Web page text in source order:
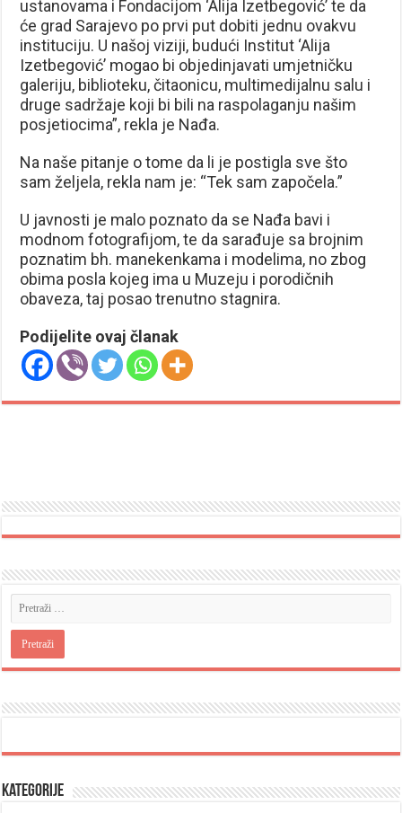
ustanovama i Fondacijom ‘Alija Izetbegović’ te da
će grad Sarajevo po prvi put dobiti jednu ovakvu
instituciju. U našoj viziji, budući Institut ‘Alija
Izetbegović’ mogao bi objedinjavati umjetničku
galeriju, biblioteku, čitaonicu, multimedijalnu salu i
druge sadržaje koji bi bili na raspolaganju našim
posjetiocima”, rekla je Nađa.
Na naše pitanje o tome da li je postigla sve što
sam željela, rekla nam je: “Tek sam započela.”
U javnosti je malo poznato da se Nađa bavi i
modnom fotografijom, te da sarađuje sa brojnim
poznatim bh. manekenkama i modelima, no zbog
obima posla kojeg ima u Muzeju i porodičnih
obaveza, taj posao trenutno stagnira.
Podijelite ovaj članak
Kategorije